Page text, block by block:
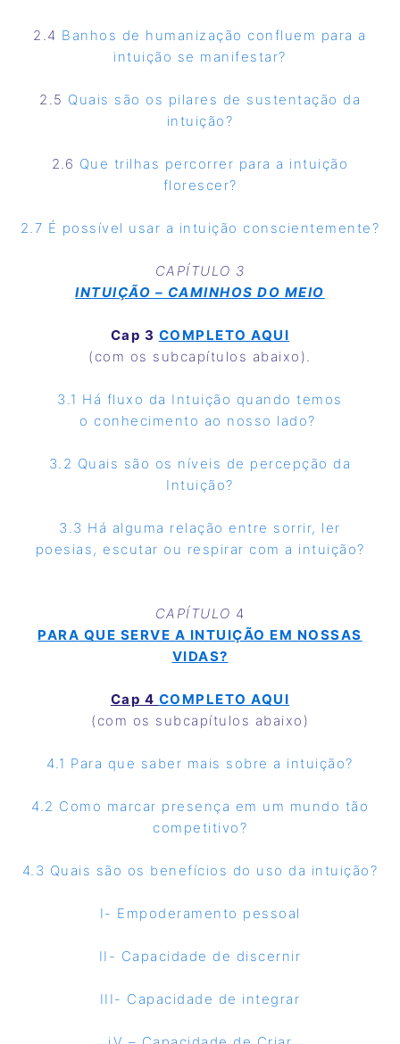
2.4 Banhos de humanização confluem para a
intuição se manifestar?
2.5 Quais são os pilares de sustentação da
intuição?
2.6 Que trilhas percorrer para a intuição
florescer?
2.7 É possível usar a intuição conscientemente?
CAPÍTULO 3
INTUIÇÃO – CAMINHOS DO MEIO
Cap 3 COMPLETO AQUI
(com os subcapítulos abaixo).
3.1 Há fluxo da Intuição quando temos
o conhecimento ao nosso lado?
3.2 Quais são os níveis de percepção da
Intuição?
3.3 Há alguma relação entre sorrir, ler
poesias, escutar ou respirar com a intuição?
CAPÍTULO 4
PARA QUE SERVE A INTUIÇÃO EM NOSSAS
VIDAS?
Cap 4 COMPLETO AQUI
(com os subcapítulos abaixo)
4.1 Para que saber mais sobre a intuição?
4.2 Como marcar presença em um mundo tão
competitivo?
4.3 Quais são os benefícios do uso da intuição?
I- Empoderamento pessoal
II- Capacidade de discernir
III- Capacidade de integrar